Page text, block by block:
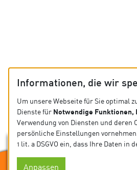
Informationen, die wir
Um unsere Webseite für Sie optimal
Dienste für Notwendige
Verwendung von Diensten und
persönliche Einstellungen
1 lit. a DSGVO ein, dass Ihre Daten in
Anpassen